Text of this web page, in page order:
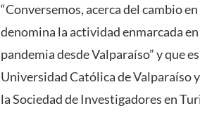
“Conversemos, acerca del cambio
denomina la actividad enmarcada
pandemia desde Valparaíso” y que
Universidad Católica de Valparaíso
la Sociedad de Investigadores en